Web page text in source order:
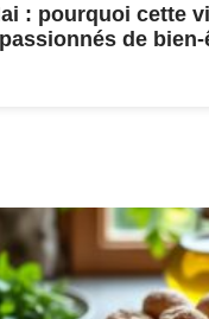
: pourquoi cette
de